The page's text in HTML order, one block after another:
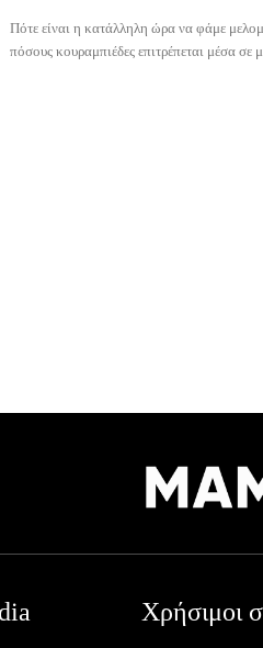
Πότε είναι η κατάλληλη ώρα να φάμε
πόσους κουραμπιέδες επιτρέπεται μέσα σε
Χρήσιμοι